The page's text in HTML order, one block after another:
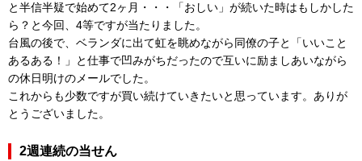
と半信半疑で始めて2ヶ月・・・「おしい」が続いた時はもしかした
ら？と今回、4等ですが当たりました。
台風の後で、ベランダに出て虹を眺めながら同僚の子と「いいこと
あるある！」と仕事で凹みがちだったので互いに励ましあいながら
の休日明けのメールでした。
これからも少数ですが買い続けていきたいと思っています。ありが
とうございました。
2週連続の当せん